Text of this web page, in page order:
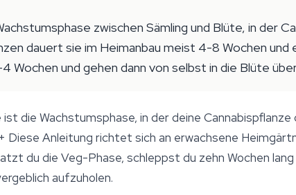
zwischen Sämling und Blüte, in der
dauert sie im Heimanbau meist 4-8 Wochen und
und gehen dann von selbst in die Blüte
die Wachstumsphase, in der deine
Diese Anleitung richtet sich an erwachsene
du die Veg-Phase, schleppst du zehn Wochen
aufzuholen.